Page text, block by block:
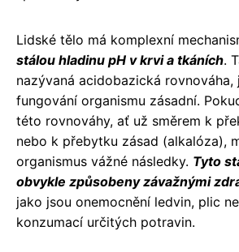
Lidské tělo má komplexní
stálou hladinu pH v krvi a tkáních.
nazývaná acidobazická rovnováha,
fungování organismu zásadní.
této rovnováhy, ať už směrem k
nebo k přebytku zásad (alkalóza),
organismus vážné následky. Tyto
obvykle způsobeny závažnými
jako jsou onemocnění ledvin, plic
konzumací určitých potravin.